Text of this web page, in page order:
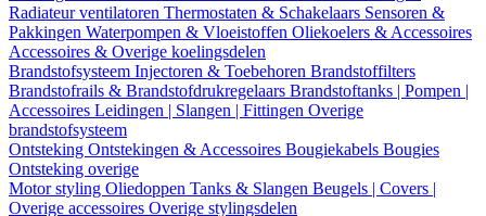
Radiateur ventilatoren Thermostaten & Schakelaars Sensoren &
Pakkingen Waterpompen & Vloeistoffen Oliekoelers & Accessoires
Accessoires & Overige koelingsdelen
Brandstofsysteem Injectoren & Toebehoren Brandstoffilters
Brandstofrails & Brandstofdrukregelaars Brandstoftanks | Pompen |
Accessoires Leidingen | Slangen | Fittingen Overige
brandstofsysteem
Ontsteking Ontstekingen & Accessoires Bougiekabels Bougies
Ontsteking overige
Motor styling Oliedoppen Tanks & Slangen Beugels | Covers |
Overige accessoires Overige stylingsdelen